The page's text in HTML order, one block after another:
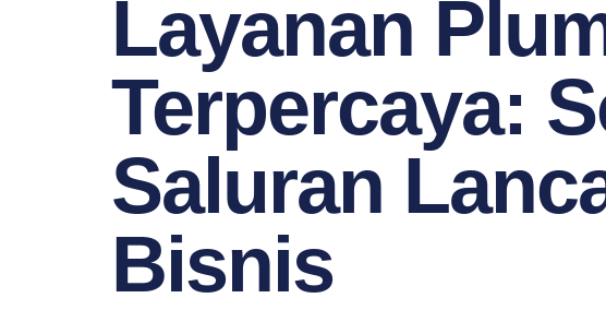
Layanan
Terpercaya:
Saluran
Bisnis